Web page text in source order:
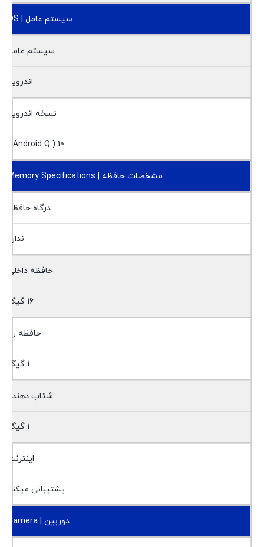
سیستم عامل | OS
سیستم عامل
اندروید
نسخه اندروید
10 ( Android Q )
مشخصات حافظه | Memory Specifications
درگاه حافظه
ندارد
حافظه داخلی
16 گیگ
حافظه رم
1 گیگ
شتاب دهنده
1 گیگ
اینترنت
پشتیبانی میکند
دوربین | Camera